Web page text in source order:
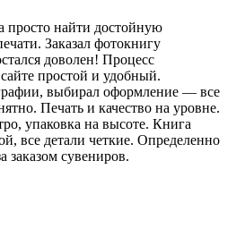
просто найти достойную
Заказал фотокнигу
доволен! Процесс
простой и удобный.
выбирал оформление — все
Печать и качество на уровне.
упаковка на высоте. Книга
все детали четкие. Определенно
заказом сувениров.